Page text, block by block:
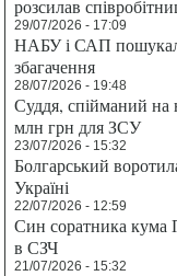
розсилав
29/07/2026 - 17:09
НАБУ і САП
збагачення
28/07/2026 - 19:48
Суддя, спійманий на
млн грн для ЗСУ
23/07/2026 - 15:32
Болгарський
Україні
22/07/2026 - 12:59
Син соратника кума
в СЗЧ
21/07/2026 - 15:32